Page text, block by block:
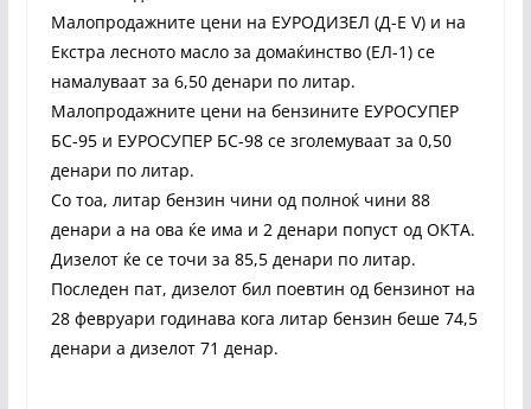
Малопродажните цени на ЕУРОДИЗЕЛ (Д-Е V) и на
Екстра лесното масло за домаќинство (ЕЛ-1) се
намалуваат за 6,50 денари по литар.
Малопродажните цени на бензините ЕУРОСУПЕР
БС-95 и ЕУРОСУПЕР БС-98 се зголемуваат за 0,50
денари по литар.
Со тоа, литар бензин чини од полноќ чини 88
денари а на ова ќе има и 2 денари попуст од ОКТА.
Дизелот ќе се точи за 85,5 денари по литар.
Последен пат, дизелот бил поевтин од бензинот на
28 февруари годинава кога литар бензин беше 74,5
денари а дизелот 71 денар.